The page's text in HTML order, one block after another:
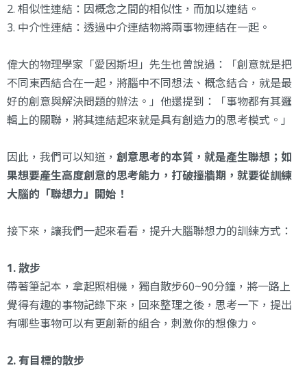
2. 相似性連結：因概念之間的相似性，而加以連結。
3. 中介性連結：透過中介連結物將兩事物連結在一起。
偉大的物理學家「愛因斯坦」先生也曾說過：「創意就是把
不同東西結合在一起，將腦中不同想法、概念結合，就是最
好的創意與解決問題的辦法。」他還提到：「事物都有其邏
輯上的關聯，將其連結起來就是具有創造力的思考模式。」
因此，我們可以知道， 創意思考的本質，就是產生聯想；如
果想要產生高度創意的思考能力，打破撞牆期，就要從訓練
大腦的「聯想力」開始！
接下來，讓我們一起來看看，提升大腦聯想力的訓練方式：
1. 散步
帶著筆記本，拿起照相機，獨自散步60~90分鐘，將一路上
覺得有趣的事物記錄下來，回來整理之後，思考一下，提出
有哪些事物可以有更創新的組合，刺激你的想像力。
2. 有目標的散步